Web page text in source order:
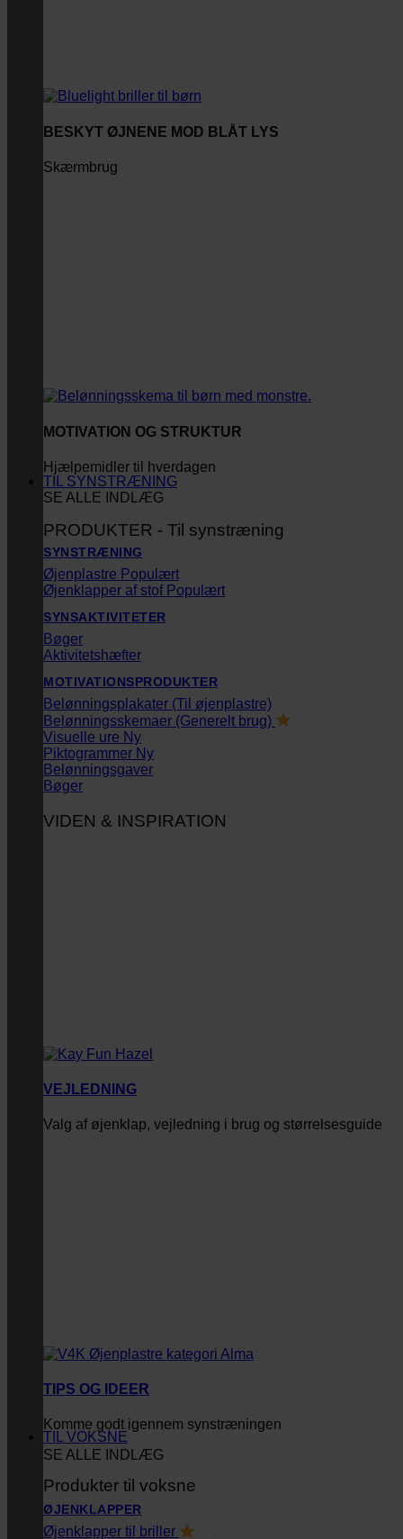
BESKYT ØJNENE MOD BLÅT LYS
Skærmbrug
MOTIVATION OG STRUKTUR
Hjælpemidler til hverdagen
SE ALLE INDLÆG
TIL SYNSTRÆNING
PRODUKTER - Til synstræning
SYNSTRÆNING
Øjenplastre
Øjenklapper af stof
SYNSAKTIVITETER
Bøger
Aktivitetshæfter
MOTIVATIONSPRODUKTER
Belønningsplakater (Til øjenplastre)
Belønningsskemaer (Generelt brug)
Visuelle ure
Piktogrammer
Belønningsgaver
Bøger
VIDEN & INSPIRATION
VEJLEDNING
Valg af øjenklap, vejledning i brug og størrelsesguide
TIPS OG IDEER
Komme godt igennem synstræningen
SE ALLE INDLÆG
TIL VOKSNE
Produkter til voksne
ØJENKLAPPER
Øjenklapper til briller